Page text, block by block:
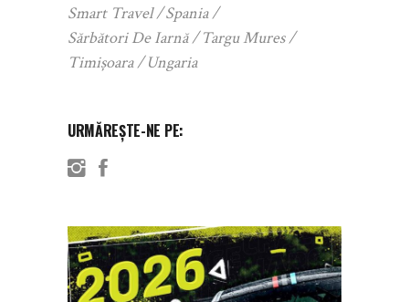
Smart Travel
Spania
Sărbători De Iarnă
Targu Mures
Timișoara
Ungaria
URMĂREȘTE-NE PE: